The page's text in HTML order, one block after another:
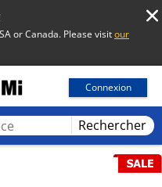
or Canada. Please visitour
Connexion
Rechercher